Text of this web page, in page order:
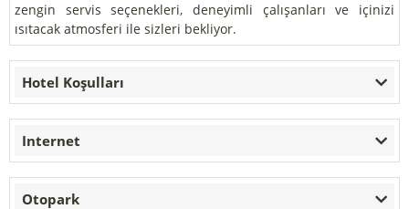
zengin servis seçenekleri, deneyimli çalışanları ve içinizi
ısıtacak atmosferi ile sizleri bekliyor.
Hotel Koşulları
Internet
Otopark